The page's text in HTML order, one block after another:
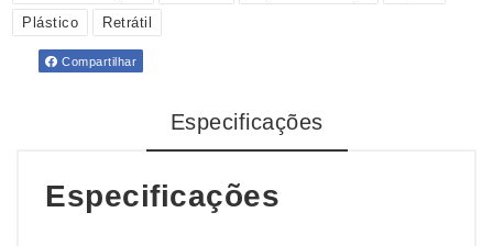
Plástico
Retrátil
Compartilhar
Especificações
Especificações